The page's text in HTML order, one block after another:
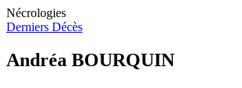
Nécrologies
Derniers Décès
Andréa BOURQUIN